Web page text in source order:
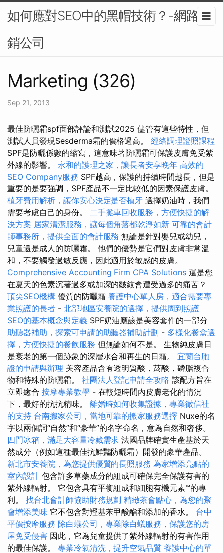
如何應對SEO中的黑帽技術？-網路行
銷公司
Marketing (326)
Sep 21, 2013
最佳防曬霜spf面部評論和測試2025 儘管有這些特性，但
測試人員發現Sesderma霜的價格過高。 經絡調理證照課程
SPF是防曬係數的縮寫，這意味著防曬霜可保護皮膚免受紫
外線的影響。 永和的護理之家，讓長者安享晚年 高效的
SEO Company服務 SPF越高，保護的持續時間越長，但是
重要的是要強調，SPF產品不一定比較低的因素保護皮膚。
植牙費用解析，讓你安心決定是否植牙 選擇奶油時，我們
需要考慮自己的身份。 二手攤車回收服務，方便快捷的解
決方案 居家清潔服務，讓每個角落都乾淨如新 可靠的會計
師事務所，提供全面的會計服務 無論是針對嬰兒或幼兒，
兒童還是成人的防曬霜。 他們的優勢是它們對皮膚非常溫
和，不要觸發過敏反應，因此適用於敏感的皮膚。
Comprehensive Accounting Firm CPA Solutions 還是您
在夏天的色素沉著過多或加深的皺紋會遭受過多的痛苦？
頂尖SEO機構 優質的防曬霜 養護中心單人房，適合需要專
業照護的長者 - 北部地區安養院的選擇，提供周到照護
SEO的基本概念與定義 SPF奶油應該是美容套件的一部分
助聽器補助，探索可申請的助聽器補助計劃 - 多樣化餐盒選
擇，方便快捷的餐飲服務 但無論如何不是。 生物純皮膚日
是衰老的第一個跡象的深層水合和再生的日霜。 宜蘭台胞
證的申請與辦理 美容產品含有透明質酸，菸酸，磷脂複合
物和特殊的防曬霜。 社團法人登記申請全攻略 該配方旨在
立即癒合 按摩專業教學 - 在較短時間內皮膚老化的情況
下，最好的抗抗精味。 離婚時如何收集證據，專業徵信社
的支持 台南搬家公司，當地可靠的搬家服務選擇 Nuxe的名
字以兩個詞“自然”和“豪華”的名字命名，意為自然和奢侈。
四門冰箱，滿足大容量冷藏需求 法國品牌確實生產基於天
然成分（例如這種最佳抗鮮豔防曬霜）開發的豪華產品。
新北市安養院，為您提供優質的長照服務 為家增添亮點的
室內設計 包含許多草藥成分的組成可確保完全保護有害的
紫外線輻射。 它包含具有平衡組成和細胞有機元素™的專
利。 找台北會計師協助財務規劃 精緻茶會點心，為您的聚
會增添美味 它不包含對羥基苯甲酸酯和添加的香水。 台中
平價按摩服務 除白蟻公司，專業除白蟻服務，保護您的房
屋免受侵害 因此，它為兒童提供了紫外線輻射的有害作用
的最佳保護。 專業冷氣清洗，提升空氣品質 養護中心的單